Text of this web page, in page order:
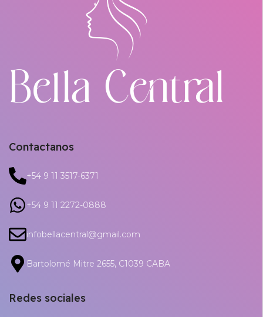
Contactanos
+54 9 11 3517-6371
+54 9 11 2272-0888
infobellacentral@gmail.com
Bartolomé Mitre 2655, C1039 CABA
Redes sociales